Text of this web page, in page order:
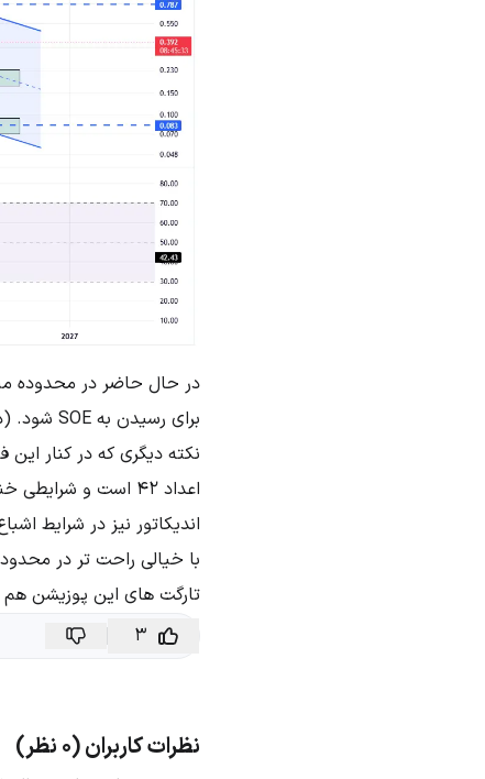
برای رسیدن به SOE شود. (در شکل نشان داده شده است.)
اعداد 42 است و
با خیالی راحت تر در محدوده کف
تارگت های این پوزیشن هم
3
نظرات کاربران (0 نظر)